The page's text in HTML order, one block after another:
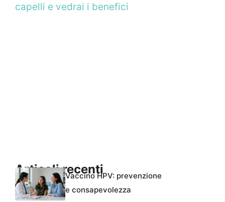
capelli e vedrai i benefici
Articoli recentiVaccino HPV: prevenzione
e consapevolezza